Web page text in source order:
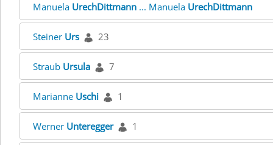
Manuela UrechDittmann ... Manuela UrechDittmann
Steiner Urs 23
Straub Ursula 7
Marianne Uschi 1
Werner Unteregger 1